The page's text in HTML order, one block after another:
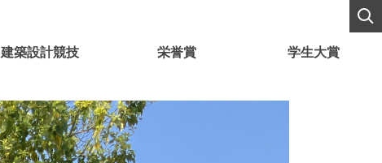
建築設計競技 栄誉賞 学生大賞